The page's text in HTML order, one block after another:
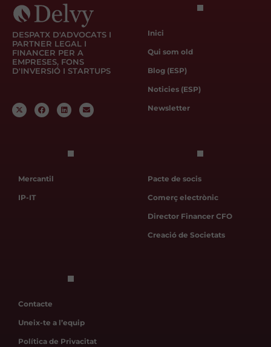
DESPATX D'ADVOCATS I
PARTNER LEGAL I
FINANCER PER A
EMPRESES, FONS
D'INVERSIÓ I STARTUPS
Inici
Qui som old
Blog (ESP)
Noticies (ESP)
Newsletter
Mercantil
IP-IT
Pacte de socis
Comerç electrònic
Director Financer CFO
Creació de Societats
Contacte
Uneix-te a l’equip
Política de Privacitat